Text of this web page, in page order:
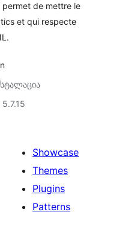
permet de mettre le
et qui respecte
Showcase
Themes
Plugins
Patterns